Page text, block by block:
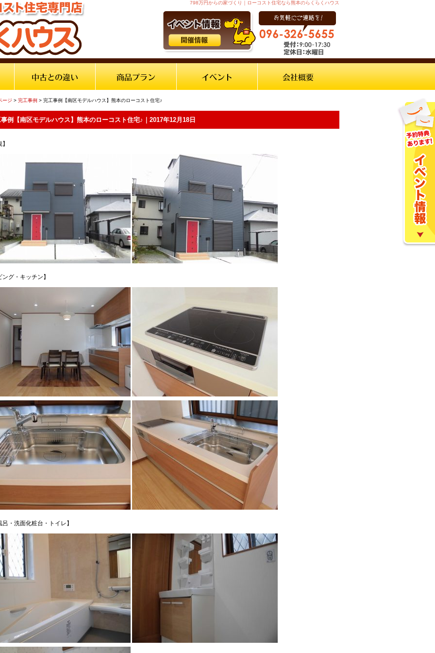
798万円からの家づくり｜ローコスト住宅なら熊本のらくらくハウス
ージ > 完工事例 > 完工事例【南区モデルハウス】熊本のローコスト住宅♪
例【南区モデルハウス】熊本のローコスト住宅♪｜2017年12月18日
ング・キッチン】
呂・洗面化粧台・トイレ】